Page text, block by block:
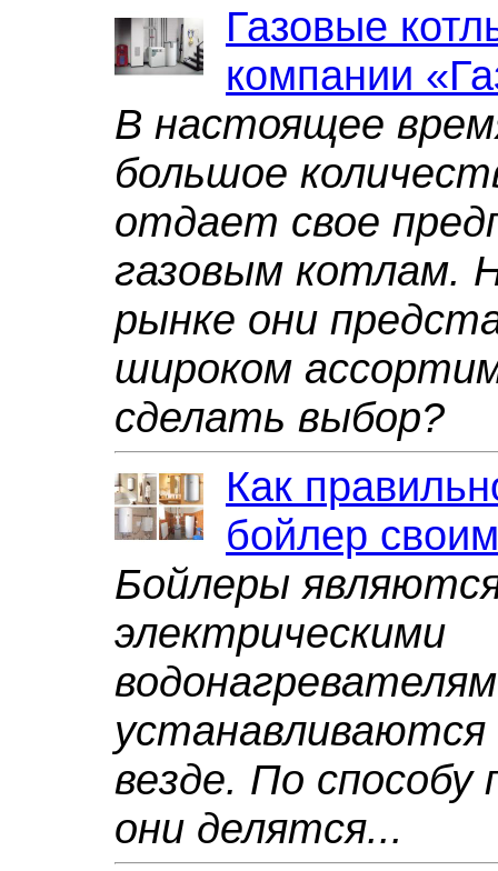
Газовые
компании
В настоящее
большое
отдает свое
газовым котлам.
рынке они
широком
сделать выбор?
Как
бойлер
Бойлеры
электрическими
устанавливаются
везде. По способу
они делятся...